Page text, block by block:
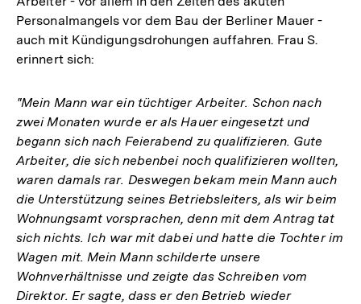
Personalmangels vor dem Bau der Berliner Mauer -
auch mit Kündigungsdrohungen auffahren. Frau S.
erinnert sich:
"Mein Mann war ein tüchtiger Arbeiter. Schon nach
zwei Monaten wurde er als Hauer eingesetzt und
begann sich nach Feierabend zu qualifizieren. Gute
Arbeiter, die sich nebenbei noch qualifizieren wollten,
waren damals rar. Deswegen bekam mein Mann auch
die Unterstützung seines Betriebsleiters, als wir beim
Wohnungsamt vorsprachen, denn mit dem Antrag tat
sich nichts. Ich war mit dabei und hatte die Tochter im
Wagen mit. Mein Mann schilderte unsere
Wohnverhältnisse und zeigte das Schreiben vom
Direktor. Er sagte, dass er den Betrieb wieder